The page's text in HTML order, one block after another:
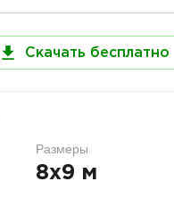
Скачать бесплатно
Размеры
8x9 м